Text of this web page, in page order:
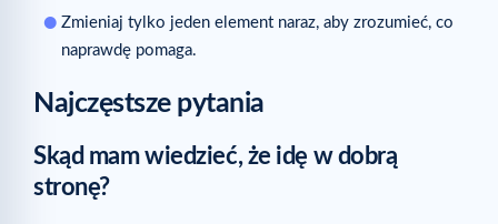
Zmieniaj tylko jeden element naraz, aby zrozumieć, co
naprawdę pomaga.
Najczęstsze pytania
Skąd mam wiedzieć, że idę w dobrą
stronę?